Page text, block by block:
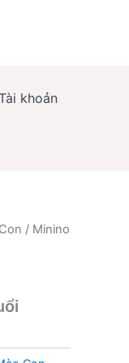
khoản
/ Minino